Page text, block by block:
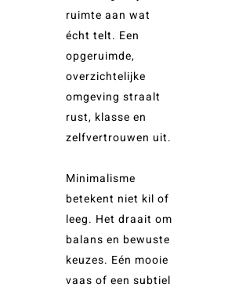
ruimte aan wat
écht telt. Een
opgeruimde,
overzichtelijke
omgeving straalt
rust, klasse en
zelfvertrouwen uit.
Minimalisme
betekent niet kil of
leeg. Het draait om
balans en bewuste
keuzes. Eén mooie
vaas of een subtiel